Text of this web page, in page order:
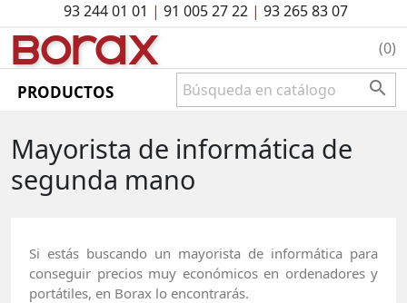
93 244 01 01 | 91 005 27 22| 93 265 83 07
BOrAx (0)
PRODUCTOS 
Mayorista de informática de
segunda mano
Si estás buscando un mayorista de informática para
conseguir precios muy económicos en ordenadores y
portátiles, en Borax lo encontrarás.